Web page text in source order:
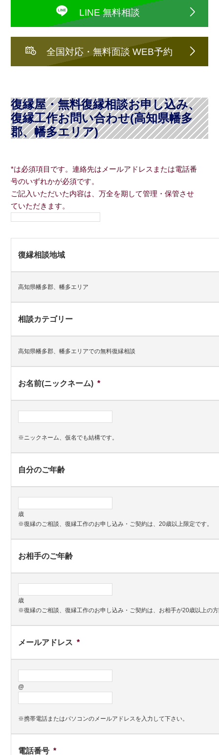
LINE 無料相談
全国対応・無料面談 WEB予約
復縁屋・無料復縁相談お申し込み、
復縁工作お問い合わせ(高知県幡多
郡、幡多エリア)
*は必須項目です。連絡先はメールアドレスまたは電話番
号のいずれかが必須です。
ご記入いただいた内容は、万全を期して管理・保管させ
ていただきます。
復縁相談地域
高知県幡多郡、幡多エリア
相談カテゴリー
高知県幡多郡、幡多エリアでの無料復縁相談
お名前(ニックネーム) *
※ニックネーム、仮名でも結構です。
自分のご年齢
歳
※復縁のご相談、復縁工作のお申し込み・ご契約は、20歳以上限定です。
お相手のご年齢
歳
※復縁のご相談、復縁工作のお申し込み・ご契約は、お相手が20歳以上の
メールアドレス *
@
※携帯電話またはパソコンのメールアドレスを入力して下さい。
電話番号 *